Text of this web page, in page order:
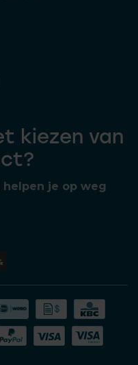
kiezen van
helpen je op weg